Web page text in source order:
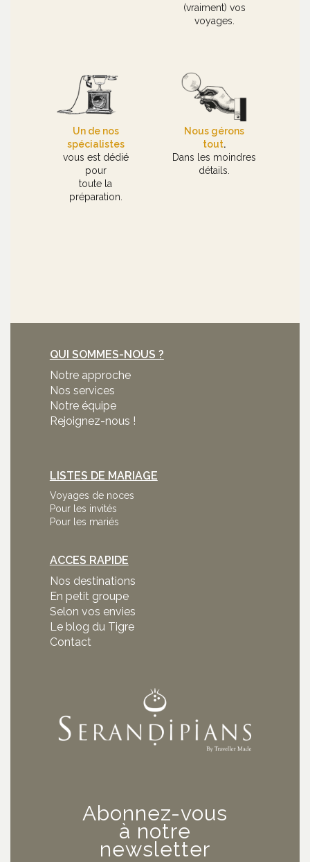
(vraiment) vos
voyages.
Un de nos
spécialistes
vous est dédié
pour
toute la
préparation.
Nous gérons
tout.
Dans les moindres
détails.
QUI SOMMES-NOUS ?
Notre approche
Nos services
Notre équipe
Rejoignez-nous !
LISTES DE MARIAGE
Voyages de noces
Pour les invités
Pour les mariés
ACCES RAPIDE
Nos destinations
En petit groupe
Selon vos envies
Le blog du Tigre
Contact
Abonnez-vous
à notre
newsletter